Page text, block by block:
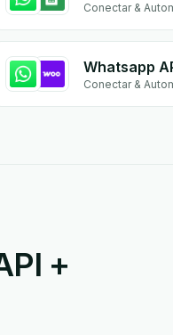
Conectar &
Whatsapp
Conectar &
+